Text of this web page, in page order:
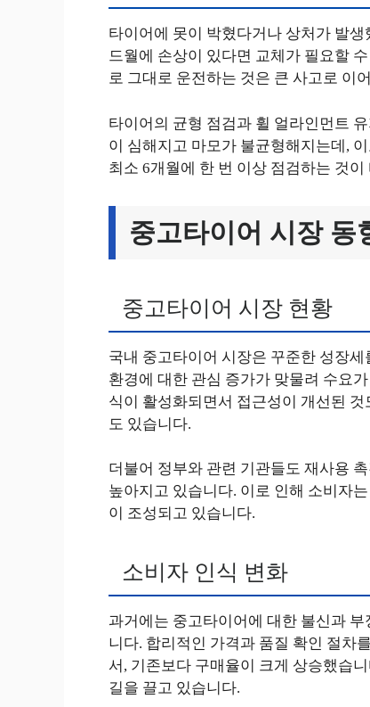
타이어에 못이 박혔다거나 상처가 발
드월에 손상이 있다면 교체가 필요할
로 그대로 운전하는 것은 큰 사고로 이
타이어의 균형 점검과 휠 얼라인먼트
이 심해지고 마모가 불균형해지는데,
최소 6개월에 한 번 이상 점검하는 것이
중고타이어 시장 동
중고타이어 시장 현황
국내 중고타이어 시장은 꾸준한 성장
환경에 대한 관심 증가가 맞물려 수요
식이 활성화되면서 접근성이 개선된
도 있습니다.
더불어 정부와 관련 기관들도 재사용
높아지고 있습니다. 이로 인해 소비자
이 조성되고 있습니다.
소비자 인식 변화
과거에는 중고타이어에 대한 불신과
니다. 합리적인 가격과 품질 확인 절차
서, 기존보다 구매율이 크게 상승했습
길을 끌고 있습니다.